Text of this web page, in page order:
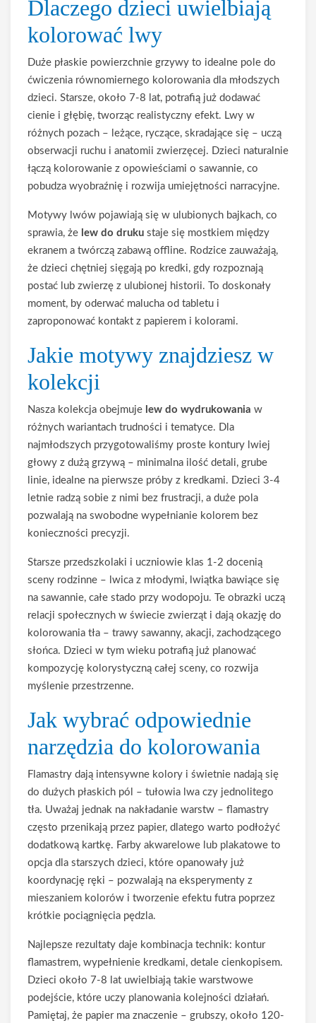
Dlaczego dzieci uwielbiają
kolorować lwy
Duże płaskie powierzchnie grzywy to idealne pole do
ćwiczenia równomiernego kolorowania dla młodszych
dzieci. Starsze, około 7-8 lat, potrafią już dodawać
cienie i głębię, tworząc realistyczny efekt. Lwy w
różnych pozach – leżące, ryczące, skradające się – uczą
obserwacji ruchu i anatomii zwierzęcej. Dzieci naturalnie
łączą kolorowanie z opowieściami o sawannie, co
pobudza wyobraźnię i rozwija umiejętności narracyjne.
Motywy lwów pojawiają się w ulubionych bajkach, co
sprawia, że lew do druku staje się mostkiem między
ekranem a twórczą zabawą offline. Rodzice zauważają,
że dzieci chętniej sięgają po kredki, gdy rozpoznają
postać lub zwierzę z ulubionej historii. To doskonały
moment, by oderwać malucha od tabletu i
zaproponować kontakt z papierem i kolorami.
Jakie motywy znajdziesz w
kolekcji
Nasza kolekcja obejmuje lew do wydrukowania w
różnych wariantach trudności i tematyce. Dla
najmłodszych przygotowaliśmy proste kontury lwiej
głowy z dużą grzywą – minimalna ilość detali, grube
linie, idealne na pierwsze próby z kredkami. Dzieci 3-4
letnie radzą sobie z nimi bez frustracji, a duże pola
pozwalają na swobodne wypełnianie kolorem bez
konieczności precyzji.
Starsze przedszkolaki i uczniowie klas 1-2 docenią
sceny rodzinne – lwica z młodymi, lwiątka bawiące się
na sawannie, całe stado przy wodopoju. Te obrazki uczą
relacji społecznych w świecie zwierząt i dają okazję do
kolorowania tła – trawy sawanny, akacji, zachodzącego
słońca. Dzieci w tym wieku potrafią już planować
kompozycję kolorystyczną całej sceny, co rozwija
myślenie przestrzenne.
Jak wybrać odpowiednie
narzędzia do kolorowania
Flamastry dają intensywne kolory i świetnie nadają się
do dużych płaskich pól – tułowia lwa czy jednolitego
tła. Uważaj jednak na nakładanie warstw – flamastry
często przenikają przez papier, dlatego warto podłożyć
dodatkową kartkę. Farby akwarelowe lub plakatowe to
opcja dla starszych dzieci, które opanowały już
koordynację ręki – pozwalają na eksperymenty z
mieszaniem kolorów i tworzenie efektu futra poprzez
krótkie pociągnięcia pędzla.
Najlepsze rezultaty daje kombinacja technik: kontur
flamastrem, wypełnienie kredkami, detale cienkopisem.
Dzieci około 7-8 lat uwielbiają takie warstwowe
podejście, które uczy planowania kolejności działań.
Pamiętaj, że papier ma znaczenie – grubszy, około 120-